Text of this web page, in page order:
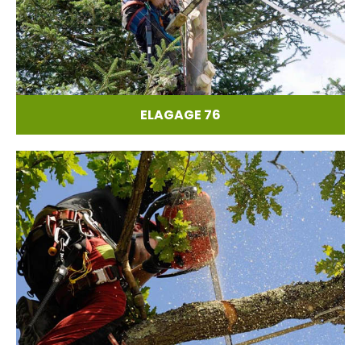
ELAGAGE 76